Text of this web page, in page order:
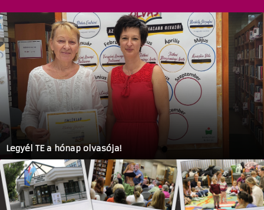
Legyél TE a hónap olvasója!